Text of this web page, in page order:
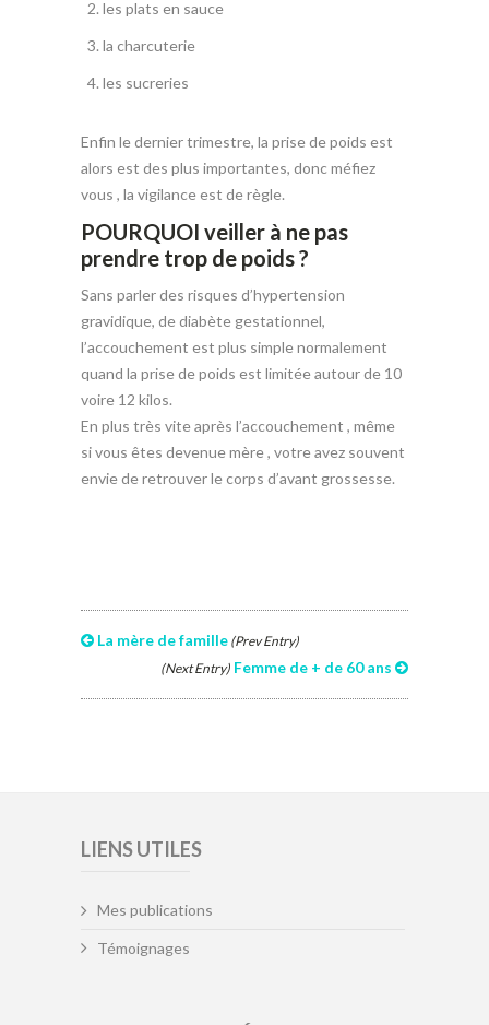
les plats en sauce
la charcuterie
les sucreries
Enfin le dernier trimestre, la prise de poids est
alors est des plus importantes, donc méfiez
vous , la vigilanceest de règle.
POURQUOI veiller à ne pas
prendre trop de poids ?
Sans parler des risques d’hypertension
gravidique, de diabète gestationnel,
l’accouchement est plus simple normalement
quand la prise de poids est limitée autour de 10
voire 12 kilos.
En plus très vite après l’accouchement , même
si vous êtes devenue mère , votre avez souvent
envie de retrouver le corps d’avant grossesse.
La mère de famille (Prev Entry)
(Next Entry) Femme de + de 60 ans
LIENS UTILES
Mes publications
Témoignages